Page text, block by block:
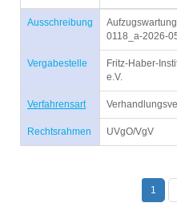
Ausschreibung
0118_a-2026-
Vergabestelle
Fritz-Haber-
e.V.
Verfahrensart
Rechtsrahmen UVgO/VgV
1